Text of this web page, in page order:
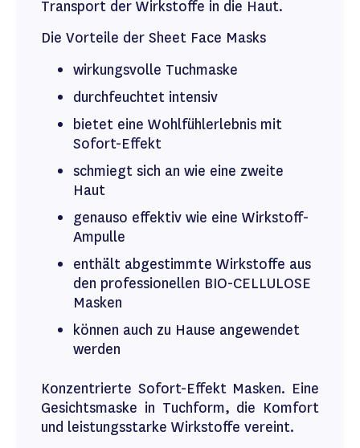
Transport der Wirkstoffe in die Haut.
Die Vorteile der Sheet Face Masks
wirkungsvolle Tuchmaske
durchfeuchtet intensiv
bietet eine Wohlfühlerlebnis mit
Sofort-Effekt
schmiegt sich an wie eine zweite
Haut
genauso effektiv wie eine Wirkstoff-
Ampulle
enthält abgestimmte Wirkstoffe aus
den professionellen BIO-CELLULOSE
Masken
können auch zu Hause angewendet
werden
Konzentrierte Sofort-Effekt Masken. Eine
Gesichtsmaske in Tuchform, die Komfort
und leistungsstarke Wirkstoffe vereint.